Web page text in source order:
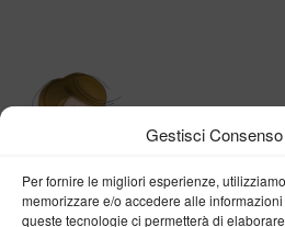
Gestisci
Per fornire le migliori esperienze,
memorizzare e/o accedere alle
queste tecnologie ci permetterà di